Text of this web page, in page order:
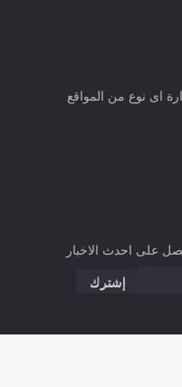
اى نوع من المواقع
على احدث الاخبار